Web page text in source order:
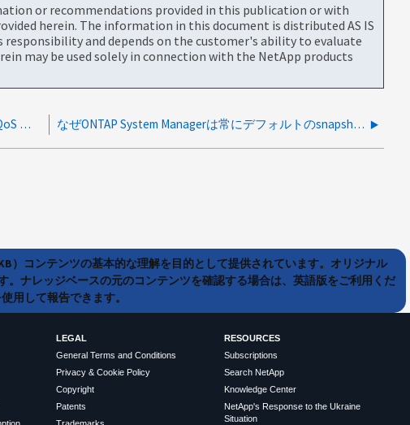
or recommendations provided in this publication or with
herein. The information in this document is distributed AS IS
and depends on the customer's ability to evaluate
may be used solely in connection with the NetApp products
System Manager で新たに作成したボリュームに QoS ポリシーが適用されるのはなぜですか。 なぜONTAP System Managerは常にデフォルトのsnapshot名をクラスタ時間と異なるものとして表示するのですか
）コンテンツの基本的な理解を目的として提供されています。オリジナル
ナレッジベースの元のコンテンツを確認する場合は、英語版をご利用くだ
用して報告できます。
LEGAL
General Terms and Conditions
Privacy & Cookie Policy
Copyright
Patents
RESOURCES
Subscriptions
Search NetApp
Knowledge Center
NetApp's Response to the Ukraine
Situation